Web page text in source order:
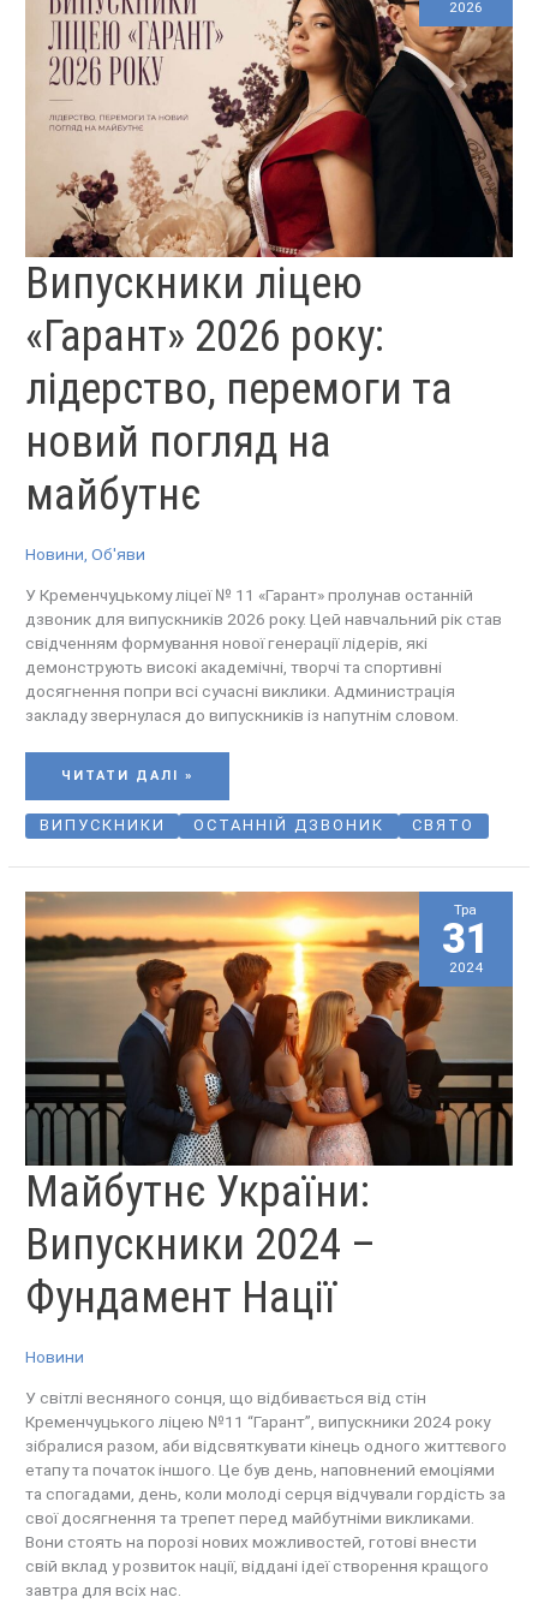
Випускники ліцею
«Гарант» 2026 року:
лідерство, перемоги та
новий погляд на
майбутнє
Новини,Об'яви
У Кременчуцькому ліцеї № 11 «Гарант» пролунав останній
дзвоник для випускників 2026 року. Цей навчальний рік став
свідченням формування нової генерації лідерів, які
демонструють високі академічні, творчі та спортивні
досягнення попри всі сучасні виклики. Администрація
закладу звернулася до випускників із напутнім словом.
ВИПУСКНИКИ
ЛІЦЕЮ
«ГАРАНТ»
2026
РОКУ:
ЛІДЕРСТВО,
ПЕРЕМОГИ
ТА
НОВИЙ
НА
МАЙБУТНЄ
ЧИТАТИ ДАЛІ »
ВИПУСКНИКИ ОСТАННІЙ ДЗВОНИК СВЯТО
2026
Майбутнє України:
Випускники 2024 –
Фундамент Нації
Новини
У світлі весняного сонця, що відбивається від стін
Кременчуцького ліцею №11 “Гарант”, випускники 2024 року
зібралися разом, аби відсвяткувати кінець одного життєвого
етапу та початок іншого. Це був день, наповнений емоціями
та спогадами, день, коли молоді серця відчували гордість за
свої досягнення та трепет перед майбутніми викликами.
Вони стоять на порозі нових можливостей, готові внести
свій вклад у розвиток нації, віддані ідеї створення кращого
завтра для всіх нас.
МАЙБУТНЄ
УКРАЇНИ:
ВИПУСКНИКИ
2024
НАЦІЇ
Тра
31
2024